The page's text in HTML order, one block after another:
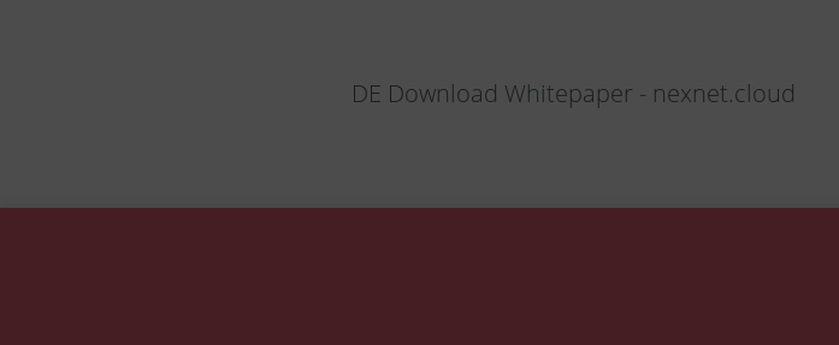
DE Download Whitepaper - nexnet.cloud